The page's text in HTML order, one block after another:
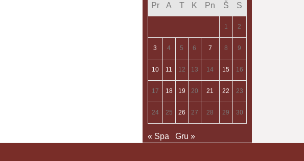
Pr A T K Pn Š S
1 2
3 4 5 6 7 8 9
10 11 12 13 14 15 16
17 18 19 20 21 22 23
24 25 26 27 28 29 30
« Spa Gru »